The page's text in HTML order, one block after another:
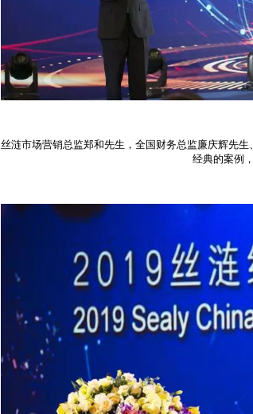
丝涟市场营销总监郑和先生，全国财务总监廉庆辉先
经典的案例